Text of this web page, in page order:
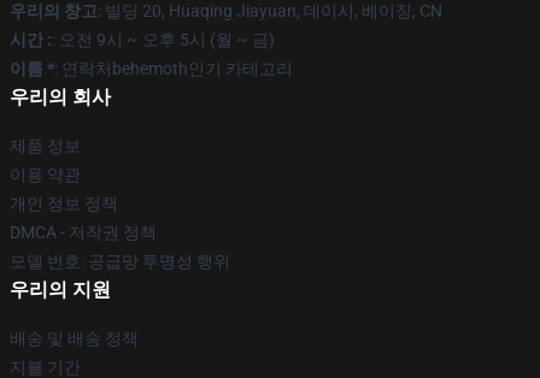
우리의 창고: 빌딩 20, Huaqing Jiayuan, 데이시, 베이징, CN
시간 :: 오전 9시 ~ 오후 5시 (월 ~ 금)
이름 *: 연락처behemoth인기 카테고리
우리의 회사
제품 정보
이용 약관
개인 정보 정책
DMCA - 저작권 정책
모델 번호: 공급망 투명성 행위
우리의 지원
배송 및 배송 정책
지불 기간